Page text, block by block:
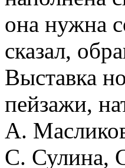
она нужна
сказал,
Выставка
пейзажи,
А.
С. Сулина,